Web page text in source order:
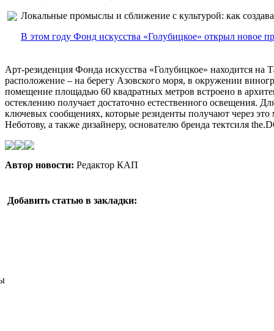
Локальные промыслы и сближение с культурой: как
В этом году Фонд искусства «Голубицкое» открыл новое
Арт-резиденция Фонда искусства «Голубицкое» находится на
расположение – на берегу Азовского моря, в окружении
помещение площадью 60 квадратных метров встроено в
остеклению получает достаточно естественного освещения.
ключевых сообщениях, которые резиденты получают через
Неботову, а также дизайнеру, основателю бренда тектсиля
Автор новости: Редактор КАП
Добавить статью в закладки: